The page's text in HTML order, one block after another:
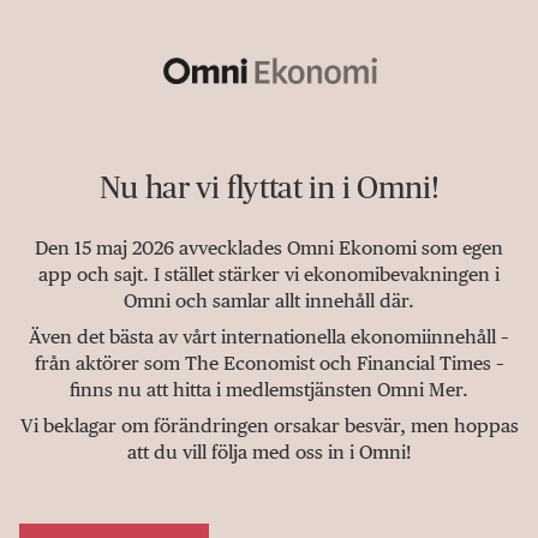
Nu har vi flyttat in i Omni!
Den 15 maj 2026 avvecklades Omni Ekonomi som egen
app och sajt. I stället stärker vi ekonomibevakningen i
Omni och samlar allt innehåll där.
Även det bästa av vårt internationella ekonomiinnehåll –
från aktörer som The Economist och Financial Times –
finns nu att hitta i medlemstjänsten Omni Mer.
Vi beklagar om förändringen orsakar besvär, men hoppas
att du vill följa med oss in i Omni!